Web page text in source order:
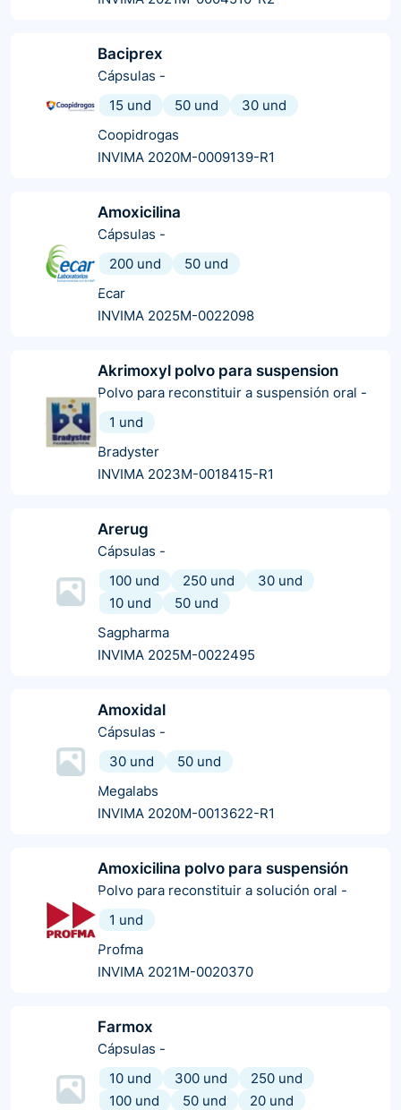
Baciprex
Cápsulas -
15 und
50 und
30 und
Coopidrogas
INVIMA 2020M-0009139-R1
Amoxicilina
Cápsulas -
200 und
50 und
Ecar
INVIMA 2025M-0022098
Akrimoxyl polvo para suspension
Polvo para reconstituir a suspensión oral -
1 und
Bradyster
INVIMA 2023M-0018415-R1
Arerug
Cápsulas -
100 und
250 und
30 und
10 und
50 und
Sagpharma
INVIMA 2025M-0022495
Amoxidal
Cápsulas -
30 und
50 und
Megalabs
INVIMA 2020M-0013622-R1
Amoxicilina polvo para suspensión
Polvo para reconstituir a solución oral -
1 und
Profma
INVIMA 2021M-0020370
Farmox
Cápsulas -
10 und
300 und
250 und
100 und
50 und
20 und